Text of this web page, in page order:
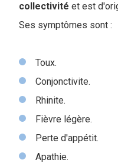
collectivité et est
Ses symptômes sont :
Toux.
Conjonctivite.
Rhinite.
Fièvre légère.
Perte d'appétit.
Apathie.